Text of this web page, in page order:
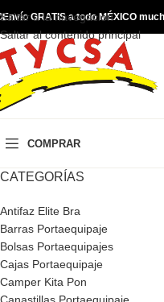
Saltar a la navegación
Saltar al contenido principal
Envío GRATIS a todo MÉXICO
COMPRAR
CATEGORÍAS
Antifaz Elite Bra
Barras Portaequipaje
Bolsas Portaequipajes
Cajas Portaequipaje
Camper Kita Pon